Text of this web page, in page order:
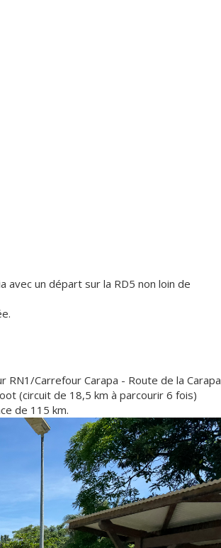
avec un départ sur la RD5 non loin de
Carrefour Carapa - Route de la Carapa
(circuit de 18,5 km à parcourir 6 fois)
de 115 km.